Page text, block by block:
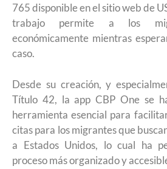
765 disponible en el sitio web de
trabajo permite a los
económicamente mientras
caso.
Desde su creación, y
Título 42, la app CBP One se
herramienta esencial para
citas para los migrantes que
a Estados Unidos, lo cual ha
proceso más organizado y